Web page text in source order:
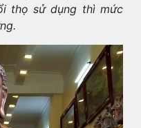
thọ sử dụng thì mức